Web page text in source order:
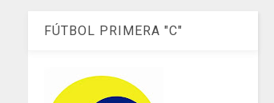
FÚTBOL PRIMERA "C"